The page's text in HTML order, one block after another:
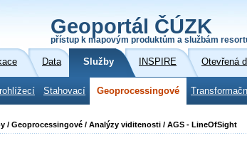
Geoportál ČÚZK
přístup k mapovým produktům a službám
Data Služby INSPIRE Otevřená
Stahovací Geoprocessingové
/ Geoprocessingové / Analýzy viditenosti / AGS - LineOfSight